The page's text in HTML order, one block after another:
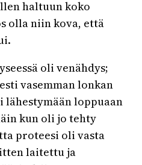
haltuun koko
olla niin kova, että
oli venähdys;
vasemman lonkan
loppuaan
kun oli jo tehty
proteesi oli vasta
laitettu ja